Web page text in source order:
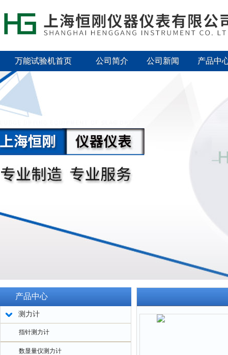
万能试验机首页 公司简介 公司新闻 产品中
产品中心
测力计
指针测力计
数显量仪测力计